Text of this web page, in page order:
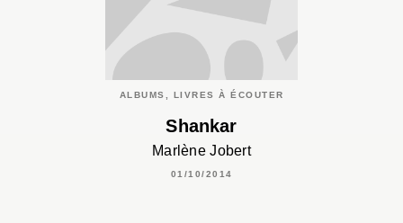
ALBUMS, LIVRES À ÉCOUTER
Shankar
Marlène Jobert
01/10/2014